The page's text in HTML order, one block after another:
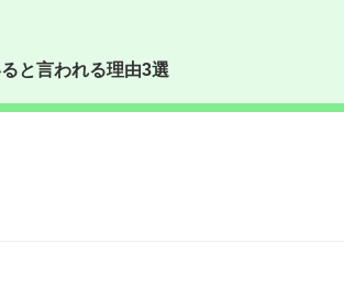
と言われる理由3選